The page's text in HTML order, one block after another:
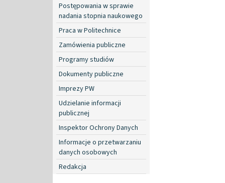
Postępowania w sprawie
nadania stopnia naukowego
Praca w Politechnice
Zamówienia publiczne
Programy studiów
Dokumenty publiczne
Imprezy PW
Udzielanie informacji
publicznej
Inspektor Ochrony Danych
Informacje o przetwarzaniu
danych osobowych
Redakcja